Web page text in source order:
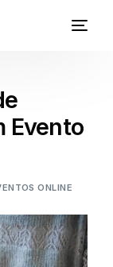
Evento
ONLINE